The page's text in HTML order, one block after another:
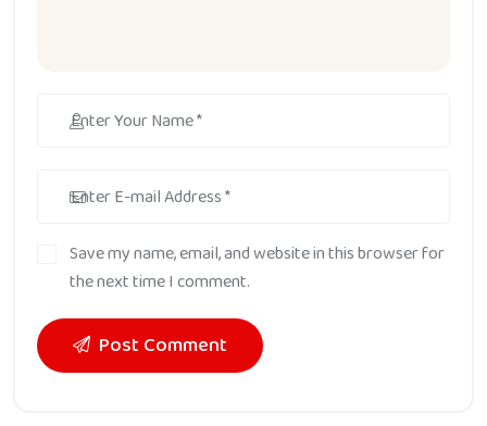
Save my name, email, and website in this browser for
the next time I comment.
Post Comment